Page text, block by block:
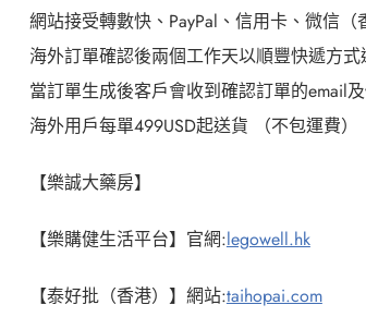
網站接受轉數快、 PayPal 、信用卡、微信（
海外訂單確認後兩個工作天以順豐快遞方
當訂單生成後客戶會收到確認訂單的email及
海外用戶每單499USD起送貨 （不包運費）
【樂誠大藥房】
【樂購健生活平台】官網:legowell.hk
【泰好批（香港）】網站:taihopai.com